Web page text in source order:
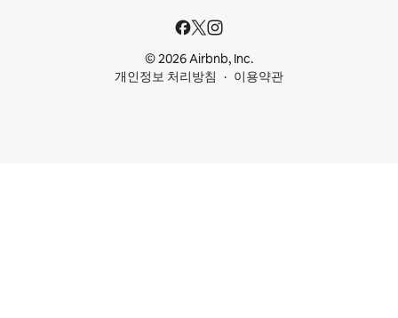
© 2026 Airbnb, Inc.
개인정보 처리방침
이용약관